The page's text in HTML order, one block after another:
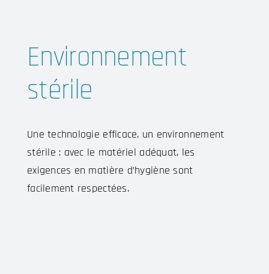
Environnement
stérile
Une technologie efficace, un environnement
stérile : avec le matériel adéquat, les
exigences en matière d’hygiène sont
facilement respectées.